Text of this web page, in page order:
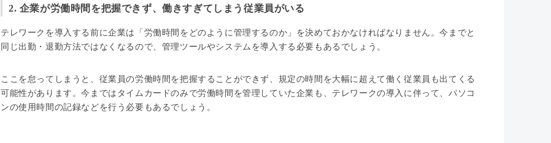
2. 企業が労働時間を把握できず、働きすぎてしまう従業員がいる
テレワークを導入する前に企業は「労働時間をどのように管理するのか」を決めておかなければなりません。今までと
同じ出勤・退勤方法ではなくなるので、管理ツールやシステムを導入する必要もあるでしょう。
ここを怠ってしまうと、従業員の労働時間を把握することができず、規定の時間を大幅に超えて働く従業員も出てくる
可能性があります。今まではタイムカードのみで労働時間を管理していた企業も、テレワークの導入に伴って、パソコ
ンの使用時間の記録などを行う必要もあるでしょう。